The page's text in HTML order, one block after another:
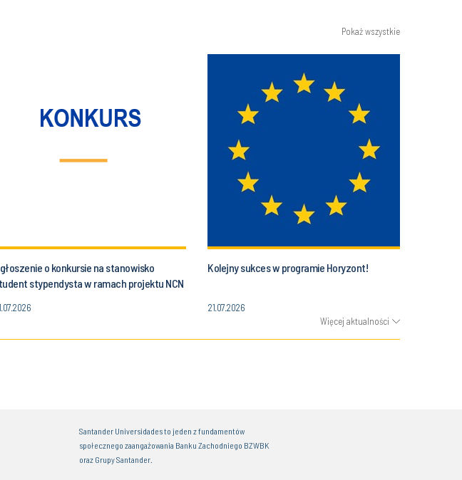
Pokaż wszystkie
o konkursie na stanowisko
stypendysta w ramach projektu NCN
Kolejny sukces w programie Horyzont!
21.07.2026
Więcej aktualności
Santander Universidades to jeden z fundamentów
społecznego zaangażowania Banku Zachodniego BZWBK
oraz Grupy Santander.